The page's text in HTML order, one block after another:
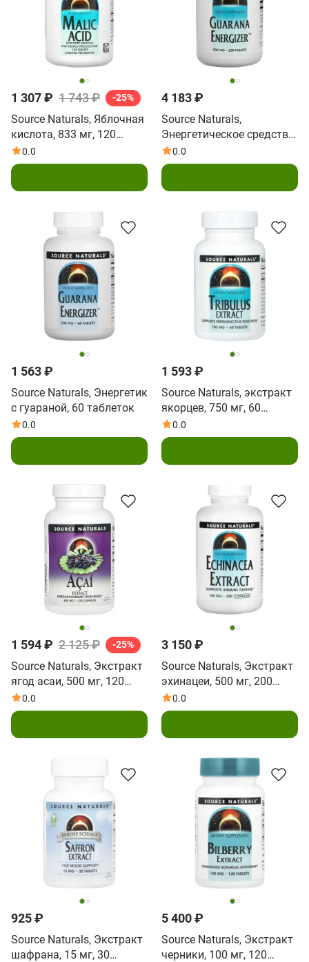
1 307 ₽ 1 743 ₽ -25%
Source Naturals, Яблочная
кислота, 833 мг, 120
таблеток
0.0
4 183 ₽
Source Naturals,
Энергетическое средство
гуарана, 900 мг, 200
таблеток
0.0
1 563 ₽
Source Naturals, Энергетик
с гуараной, 60 таблеток
0.0
1 593 ₽
Source Naturals, экстракт
якорцев, 750 мг, 60
таблеток
0.0
1 594 ₽ 2 125 ₽ -25%
Source Naturals, Экстракт
ягод асаи, 500 мг, 120
капсул
0.0
3 150 ₽
Source Naturals, Экстракт
эхинацеи, 500 мг, 200
капсул
0.0
925 ₽
Source Naturals, Экстракт
шафрана, 15 мг, 30
5 400 ₽
Source Naturals, Экстракт
черники, 100 мг, 120